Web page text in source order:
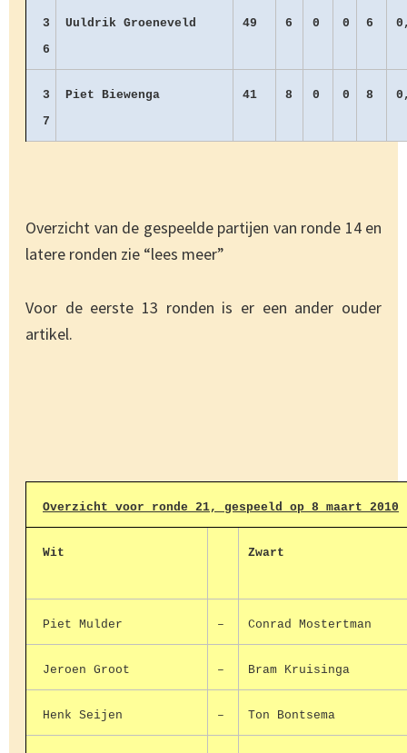
3
6
Uuldrik Groeneveld 49 6 0 0 6
3
7
Piet Biewenga 41 8 0 0 8
Overzicht van de gespeelde partijen van ronde 14 en
latere ronden zie “lees meer”
Voor de eerste 13 ronden is er een ander ouder
artikel.
Overzicht voor ronde 21, gespeeld op 8 maart 2010
Wit Zwart
Piet Mulder – Conrad Mostertman
Jeroen Groot – Bram Kruisinga
Henk Seijen – Ton Bontsema